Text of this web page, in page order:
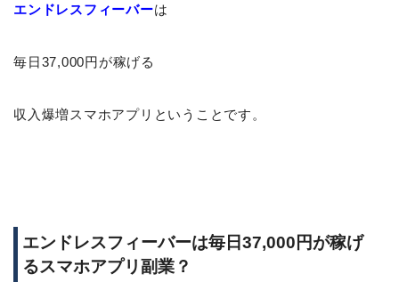
エンドレスフィーバーは
毎日37,000円が稼げる
収入爆増スマホアプリということです。
エンドレスフィーバーは毎日37,000円が稼げ
るスマホアプリ副業？